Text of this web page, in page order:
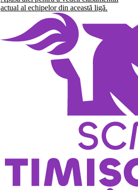
actual al echipelor din această ligă.